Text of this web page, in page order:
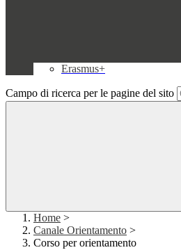
Erasmus+
Campo di ricerca per le pagine del sito
Home >
Canale Orientamento >
Corso per orientamento